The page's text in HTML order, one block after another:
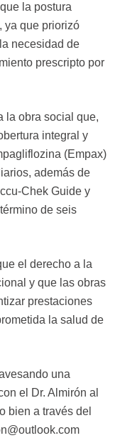
la postura
ya que priorizó
necesidad de
prescripto por
la obra social que,
integral y
(Empax)
además de
Chek Guide y
de seis
el derecho a la
y que las obras
prestaciones
la salud de
una
el Dr. Almirón al
bien a través del